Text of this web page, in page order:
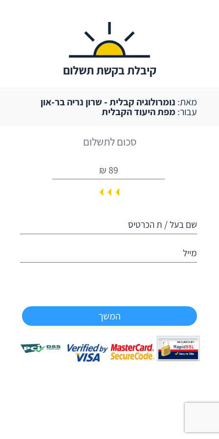
קיבלת בקשת תשלום
מאת: נומרולוגיה קבלית - שרון נריה בר-און
עבור: מפת היעוד הקבלית
סכום לתשלום
שם בעל / ת הכרטיס
מייל
המשך